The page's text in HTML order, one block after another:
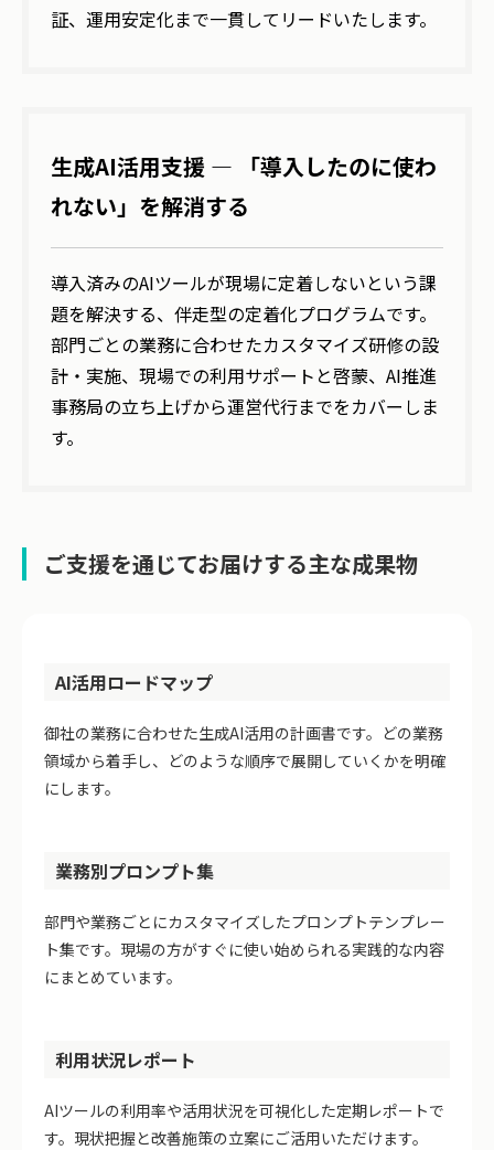
証、運用安定化まで一貫してリードいたします。
生成AI活用支援 ― 「導入したのに使わ
れない」を解消する
導入済みのAIツールが現場に定着しないという課
題を解決する、伴走型の定着化プログラムです。
部門ごとの業務に合わせたカスタマイズ研修の設
計・実施、現場での利用サポートと啓蒙、AI推進
事務局の立ち上げから運営代行までをカバーしま
す。
ご支援を通じてお届けする主な成果物
AI活用ロードマップ
御社の業務に合わせた生成AI活用の計画書です。どの業務
領域から着手し、どのような順序で展開していくかを明確
にします。
業務別プロンプト集
部門や業務ごとにカスタマイズしたプロンプトテンプレー
ト集です。現場の方がすぐに使い始められる実践的な内容
にまとめています。
利用状況レポート
AIツールの利用率や活用状況を可視化した定期レポートで
す。現状把握と改善施策の立案にご活用いただけます。